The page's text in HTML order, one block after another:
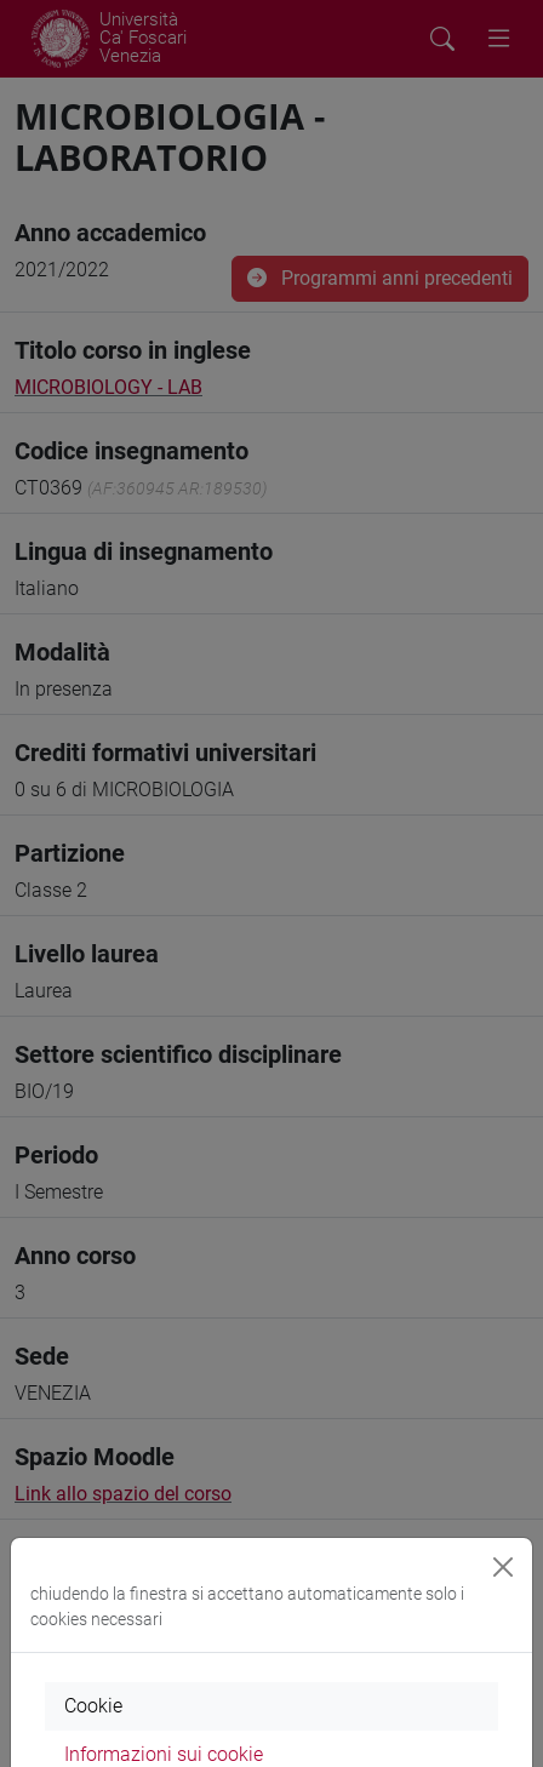
Università
Ca' Foscari
Venezia
MICROBIOLOGIA -
LABORATORIO
Anno accademico
2021/2022 Programmi anni precedenti
Titolo corso in inglese
MICROBIOLOGY - LAB
Codice insegnamento
CT0369 (AF:360945 AR:189530)
Lingua di insegnamento
Italiano
Modalità
In presenza
Crediti formativi universitari
0 su 6 di MICROBIOLOGIA
Partizione
Classe 2
Livello laurea
Laurea
Settore scientifico disciplinare
BIO/19
Periodo
I Semestre
Anno corso
3
Sede
VENEZIA
Spazio Moodle
Link allo spazio del corso
Docenti e corsi di laurea
Programma
chiudendo la finestra si accettano automaticamente solo i
cookies necessari
Cookie
Informazioni sui cookie